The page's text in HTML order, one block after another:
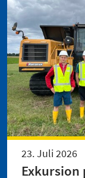
23. Juli 2026
Exkursion